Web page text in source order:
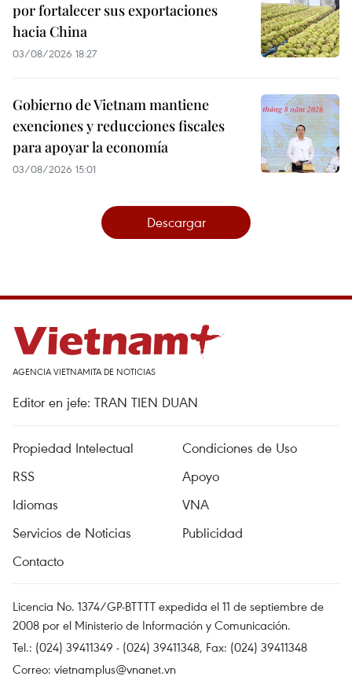
por fortalecer sus exportaciones
hacia China
03/08/2026 18:27
Gobierno de Vietnam mantiene
exenciones y reducciones fiscales
para apoyar la economía
03/08/2026 15:01
Descargar
AGENCIA VIETNAMITA DE NOTICIAS
Editor en jefe: TRAN TIEN DUAN
Propiedad Intelectual
Condiciones de Uso
RSS
Apoyo
Idiomas
VNA
Servicios de Noticias
Publicidad
Contacto
Licencia No. 1374/GP-BTTTT expedida el 11 de septiembre de
2008 por el Ministerio de Información y Comunicación.
Tel.: (024) 39411349 - (024) 39411348, Fax: (024) 39411348
Correo: vietnamplus@vnanet.vn